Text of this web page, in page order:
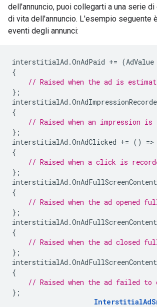
dell'annuncio, puoi collegarti a una serie
di vita dell'annuncio. L'esempio seguente
eventi degli annunci:
interstitialAd .OnAdPaid += (AdValue
{
// Raised when the ad is
};
interstitialAd .
{
// Raised when an impression
};
interstitialAd .OnAdClicked += () =
{
// Raised when a click is
};
interstitialAd .
{
// Raised when the ad opened
};
interstitialAd .
{
// Raised when the ad closed
};
interstitialAd .
{
// Raised when the ad failed to
};